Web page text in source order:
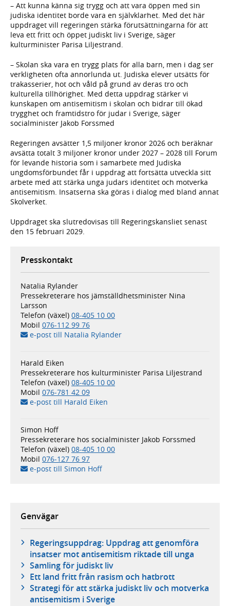
– Att kunna känna sig trygg och att vara öppen med sin
judiska identitet borde vara en självklarhet. Med det här
uppdraget vill regeringen stärka förutsättningarna för att
leva ett fritt och öppet judiskt liv i Sverige, säger
kulturminister Parisa Liljestrand.
– Skolan ska vara en trygg plats för alla barn, men i dag ser
verkligheten ofta annorlunda ut. Judiska elever utsätts för
trakasserier, hot och våld på grund av deras tro och
kulturella tillhörighet. Med detta uppdrag stärker vi
kunskapen om antisemitism i skolan och bidrar till ökad
trygghet och framtidstro för judar i Sverige, säger
socialminister Jakob Forssmed
Regeringen avsätter 1,5 miljoner kronor 2026 och beräknar
avsätta totalt 3 miljoner kronor under 2027 – 2028 till Forum
för levande historia som i samarbete med Judiska
ungdomsförbundet får i uppdrag att fortsätta utveckla sitt
arbete med att stärka unga judars identitet och motverka
antisemitism. Insatserna ska göras i dialog med bland annat
Skolverket.
Uppdraget ska slutredovisas till Regeringskansliet senast
den 15 februari 2029.
Presskontakt
Natalia Rylander
Pressekreterare hos jämställdhets­minister Nina
Larsson
Telefon (växel) 08-405 10 00
Mobil 076-112 99 76
e-post till Natalia Rylander
Harald Eiken
Pressekreterare hos kulturminister Parisa Liljestrand
Telefon (växel) 08-405 10 00
Mobil 076-781 42 09
e-post till Harald Eiken
Simon Hoff
Pressekreterare hos socialminister Jakob Forssmed
Telefon (växel) 08-405 10 00
Mobil 076-127 76 97
e-post till Simon Hoff
Genvägar
Regeringsuppdrag: Uppdrag att genomföra
insatser mot antisemitism riktade till unga
Samling för judiskt liv
Ett land fritt från rasism och hatbrott
Strategi för att stärka judiskt liv och motverka
antisemitism i Sverige